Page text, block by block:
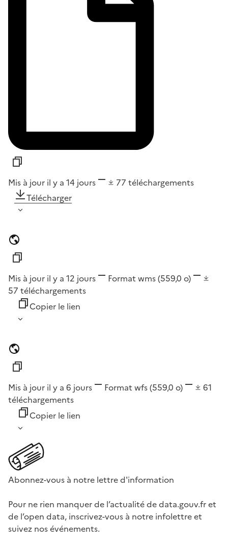
Mis à jour il y a 14 jours 77 téléchargements
Télécharger
Mis à jour il y a 12 jours Format wms(559,0 o)
57 téléchargements
Copier le lien
Mis à jour il y a 6 jours Format wfs(559,0 o)
61
téléchargements
Copier le lien
Abonnez-vous à notre lettre d'information
Pour ne rien manquer de l’actualité de data.gouv.fr et
de l’open data, inscrivez-vous à notre infolettre et
suivez nos événements.